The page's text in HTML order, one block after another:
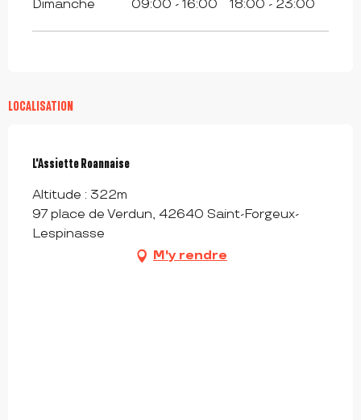
Dimanche 09:00 - 16:00 18:00 - 23:00
LOCALISATION
L'Assiette Roannaise
Altitude : 322m
97 place de Verdun, 42640 Saint-Forgeux-
Lespinasse
M'y rendre